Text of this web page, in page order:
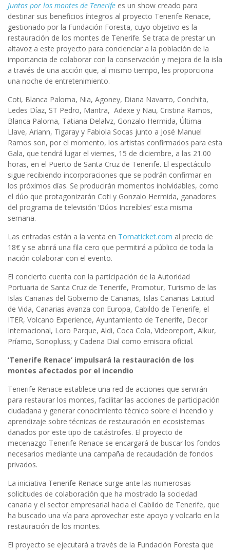
Juntos por los montes de Tenerife es un show creado para
destinar sus beneficios íntegros al proyecto Tenerife Renace,
gestionado por la Fundación Foresta, cuyo objetivo es la
restauración de los montes de Tenerife. Se trata de prestar un
altavoz a este proyecto para concienciar a la población de la
importancia de colaborar con la conservación y mejora de la isla
a través de una acción que, al mismo tiempo, les proporciona
una noche de entretenimiento.
Coti, Blanca Paloma, Nia, Agoney, Diana Navarro, Conchita,
Ledes Díaz, ST Pedro, Mantra, Adexe y Nau, Cristina Ramos,
Blanca Paloma, Tatiana Delalvz, Gonzalo Hermida, Última
Llave, Ariann, Tigaray y Fabiola Socas junto a José Manuel
Ramos son, por el momento, los artistas confirmados para esta
Gala, que tendrá lugar el viernes, 15 de diciembre, a las 21.00
horas, en el Puerto de Santa Cruz de Tenerife. El espectáculo
sigue recibiendo incorporaciones que se podrán confirmar en
los próximos días. Se producirán momentos inolvidables, como
el dúo que protagonizarán Coti y Gonzalo Hermida, ganadores
del programa de televisión ‘Dúos Increíbles’ esta misma
semana.
Las entradas están a la venta en Tomaticket.com al precio de
18€ y se abrirá una fila cero que permitirá a público de toda la
nación colaborar con el evento.
El concierto cuenta con la participación de la Autoridad
Portuaria de Santa Cruz de Tenerife, Promotur, Turismo de las
Islas Canarias del Gobierno de Canarias, Islas Canarias Latitud
de Vida, Canarias avanza con Europa, Cabildo de Tenerife, el
ITER, Volcano Experience, Ayuntamiento de Tenerife, Decor
Internacional, Loro Parque, Aldi, Coca Cola, Videoreport, Alkur,
Príamo, Sonopluss; y Cadena Dial como emisora oficial.
‘Tenerife Renace’ impulsará la restauración de los
montes afectados por el incendio
Tenerife Renace establece una red de acciones que servirán
para restaurar los montes, facilitar las acciones de participación
ciudadana y generar conocimiento técnico sobre el incendio y
aprendizaje sobre técnicas de restauración en ecosistemas
dañados por este tipo de catástrofes. El proyecto de
mecenazgo Tenerife Renace se encargará de buscar los fondos
necesarios mediante una campaña de recaudación de fondos
privados.
La iniciativa Tenerife Renace surge ante las numerosas
solicitudes de colaboración que ha mostrado la sociedad
canaria y el sector empresarial hacia el Cabildo de Tenerife, que
ha buscado una vía para aprovechar este apoyo y volcarlo en la
restauración de los montes.
El proyecto se ejecutará a través de la Fundación Foresta que